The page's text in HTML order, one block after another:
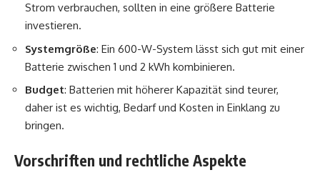
Strom verbrauchen, sollten in eine größere Batterie
investieren.
Systemgröße: Ein 600-W-System lässt sich gut mit einer
Batterie zwischen 1 und 2 kWh kombinieren.
Budget: Batterien mit höherer Kapazität sind teurer,
daher ist es wichtig, Bedarf und Kosten in Einklang zu
bringen.
Vorschriften und rechtliche Aspekte